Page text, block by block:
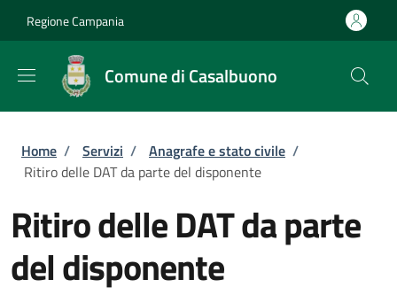
Regione Campania
Comune di Casalbuono
Briciole di pane
Home / Servizi / Anagrafe e stato civile /
Ritiro delle DAT da parte del disponente
Ritiro delle DAT da parte
del disponente